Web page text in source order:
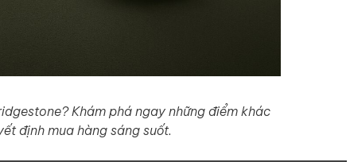
Khám phá ngay những điểm khác
định mua hàng sáng suốt.